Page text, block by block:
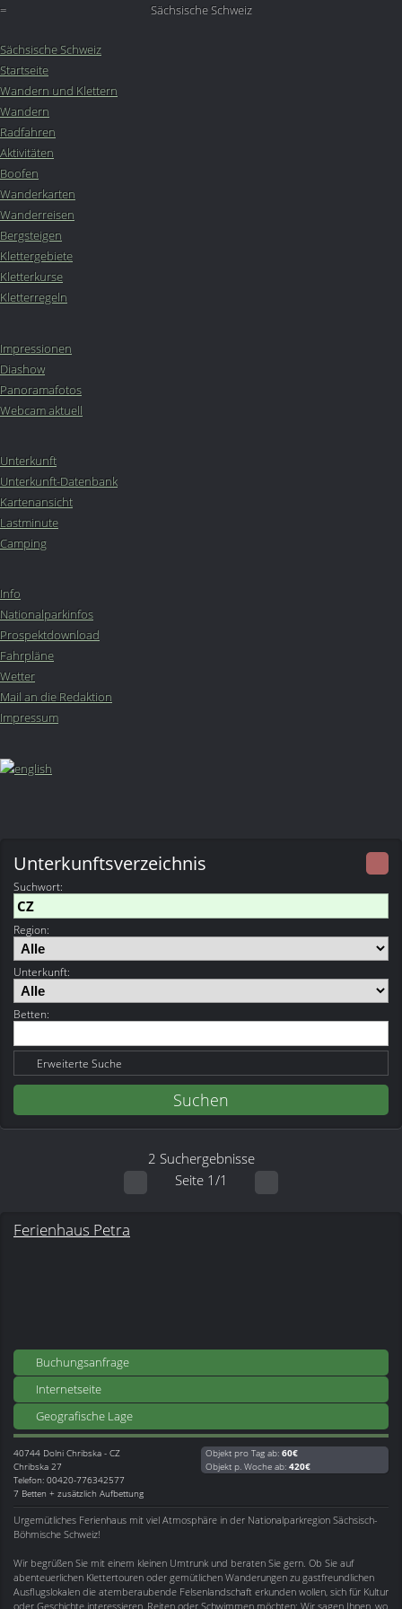
Sächsische Schweiz
=
Sächsische Schweiz
Startseite
Wandern und Klettern
Wandern
Radfahren
Aktivitäten
Boofen
Wanderkarten
Wanderreisen
Bergsteigen
Klettergebiete
Kletterkurse
Kletterregeln
Impressionen
Diashow
Panoramafotos
Webcam aktuell
Unterkunft
Unterkunft-Datenbank
Kartenansicht
Lastminute
Camping
Info
Nationalparkinfos
Prospektdownload
Fahrpläne
Wetter
Mail an die Redaktion
Impressum
Unterkunftsverzeichnis
Suchwort:
Region:
Unterkunft:
Betten:
Erweiterte Suche
2 Suchergebnisse
Seite 1/1
Ferienhaus Petra
Buchungsanfrage
Internetseite
Geografische Lage
40744 Dolni Chribska - CZ
Chribska 27
Telefon: 00420-776342577
7 Betten + zusätzlich Aufbettung
Objekt pro Tag ab: 60€
Objekt p. Woche ab: 420€
Urgemütliches Ferienhaus mit viel Atmosphäre in der Nationalparkregion Sächsisch-
Böhmische Schweiz!
Wir begrüßen Sie mit einem kleinen Umtrunk und beraten Sie gern. Ob Sie auf
abenteuerlichen Klettertouren oder gemütlichen Wanderungen zu gastfreundlichen
Ausflugslokalen die atemberaubende Felsenlandschaft erkunden wollen, sich für Kultur
oder Geschichte interessieren, Reiten oder Schwimmen möchten: Wir sagen Ihnen, wo